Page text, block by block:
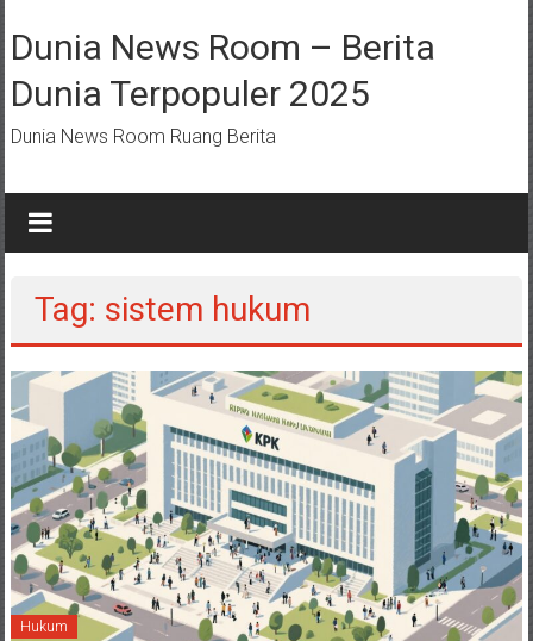
ke
konten
Dunia News Room – Berita
Dunia Terpopuler 2025
Dunia News Room Ruang Berita
Tag: sistem hukum
Hukum